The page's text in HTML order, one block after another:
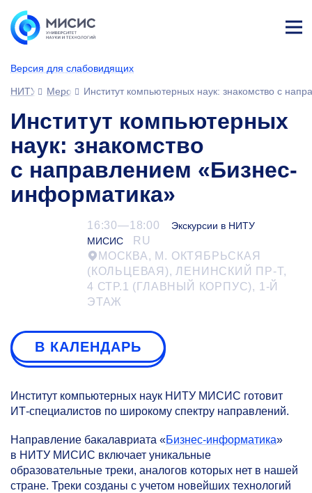
Версия для слабовидящих
ине
НИТУ МИСИСМероприятияИнститут компьютерных наук: знакомство с
Институт компьютерных
наук: знакомство
с направлением «Бизнес-
информатика»
16:30—18:00
Экскурсии в НИТУ
МИСИС
RU
МОСКВА, М. ОКТЯБРЬСКАЯ
(КОЛЬЦЕВАЯ), ЛЕНИНСКИЙ ПР-Т,
4 СТР.1 (ГЛАВНЫЙ КОРПУС), 1-Й
ЭТАЖ
В КАЛЕНДАРЬ
Институт компьютерных наук НИТУ МИСИС готовит
ИТ-специалистов по широкому спектру направлений.
Направление бакалавриата «Бизнес-информатика»
в НИТУ МИСИС включает уникальные
образовательные треки, аналогов которых нет в нашей
стране. Треки созданы с учетом новейших технологий